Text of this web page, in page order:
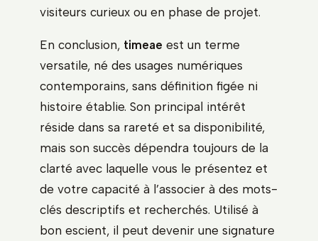
visiteurs curieux ou en phase de projet.
En conclusion, timeae est un terme
versatile, né des usages numériques
contemporains, sans définition figée ni
histoire établie. Son principal intérêt
réside dans sa rareté et sa disponibilité,
mais son succès dépendra toujours de la
clarté avec laquelle vous le présentez et
de votre capacité à l’associer à des mots-
clés descriptifs et recherchés. Utilisé à
bon escient, il peut devenir une signature